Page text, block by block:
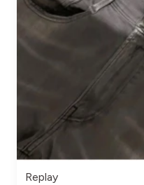
Replay